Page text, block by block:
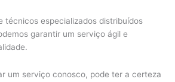
técnicos especializados distribuídos
garantir um serviço ágil e
um serviço conosco, pode ter a certeza